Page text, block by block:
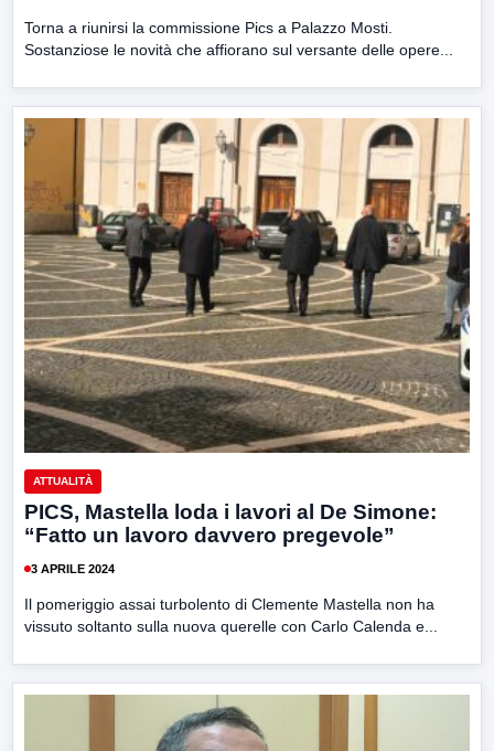
Torna a riunirsi la commissione Pics a Palazzo Mosti.
Sostanziose le novità che affiorano sul versante delle opere...
ATTUALITÀ
PICS, Mastella loda i lavori al De Simone:
“Fatto un lavoro davvero pregevole”
3 APRILE 2024
Il pomeriggio assai turbolento di Clemente Mastella non ha
vissuto soltanto sulla nuova querelle con Carlo Calenda e...